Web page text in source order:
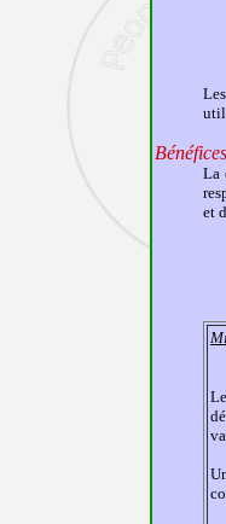
Bénéfices
La
et